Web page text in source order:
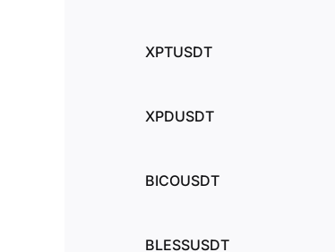
XPTUSDT
XPDUSDT
BICOUSDT
BLESSUSDT